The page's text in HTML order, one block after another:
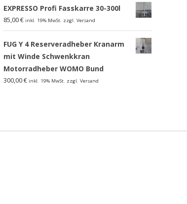
EXPRESSO Profi Fasskarre 30-300l
85,00€ inkl. 19% MwSt. zzgl. Versand
FUG Y 4 Reserveradheber Kranarm
mit Winde Schwenkkran
Motorradheber WOMO Bund
300,00€ inkl. 19% MwSt. zzgl. Versand